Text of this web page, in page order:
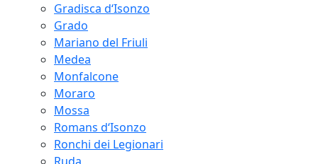
Gradisca d‘Isonzo
Grado
Mariano del Friuli
Medea
Monfalcone
Moraro
Mossa
Romans d‘Isonzo
Ronchi dei Legionari